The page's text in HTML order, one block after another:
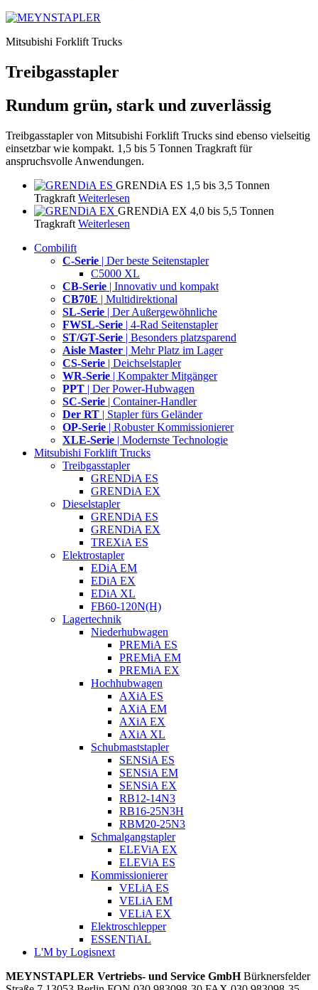
Mitsubishi Forklift Trucks
Treibgasstapler
Rundum grün, stark und zuverlässig
Treibgasstapler von Mitsubishi Forklift Trucks sind ebenso vielseitig
einsetzbar wie kompakt. 1,5 bis 5 Tonnen Tragkraft für
anspruchsvolle Anwendungen.
GRENDiA ES 1,5 bis 3,5 Tonnen
Tragkraft Weiterlesen
GRENDiA EX 4,0 bis 5,5 Tonnen
Tragkraft Weiterlesen
Combilift
C-Serie | Der beste Seitenstapler
C5000 XL
CB-Serie | Innovativ und kompakt
CB70E | Multidirektional
SL-Serie | Der Außergewöhnliche
FWSL-Serie | 4-Rad Seitenstapler
ST/GT-Serie | Besonders platzsparend
Aisle Master | Mehr Platz im Lager
CS-Serie | Deichselstapler
WR-Serie | Kompakter Mitgänger
PPT | Der Power-Hubwagen
SC-Serie | Container-Handler
Der RT | Stapler fürs Geländer
OP-Serie | Robuster Kommissionierer
XLE-Serie | Modernste Technologie
Mitsubishi Forklift Trucks
Treibgasstapler
GRENDiA ES
GRENDiA EX
Dieselstapler
GRENDiA ES
GRENDiA EX
TREXiA ES
Elektrostapler
EDiA EM
EDiA EX
EDiA XL
FB60-120N(H)
Lagertechnik
Niederhubwagen
PREMiA ES
PREMiA EM
PREMiA EX
Hochhubwagen
AXiA ES
AXiA EM
AXiA EX
AXiA XL
Schubmaststapler
SENSiA ES
SENSiA EM
SENSiA EX
RB12-14N3
RB16-25N3H
RBM20-25N3
Schmalgangstapler
ELEViA EX
ELEViA ES
Kommissionierer
VELiA ES
VELiA EM
VELiA EX
Elektroschlepper
ESSENTiAL
L'M by Logisnext
MEYNSTAPLER Vertriebs- und Service GmbHBürknersfelder